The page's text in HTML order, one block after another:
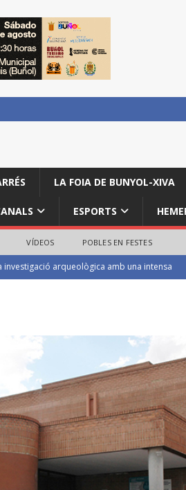
LA FOIA DE BUNYOL-XIVA
ESPORTS
VÍDEOS POBLES EN FESTES
de la Volta a Peu de les Festes de Turís
per a acostar veïns i visitants als seus
amb Coque Malla com a protagonista
a impulsar la internacionalització de 137
investigació arqueològica amb una intensa